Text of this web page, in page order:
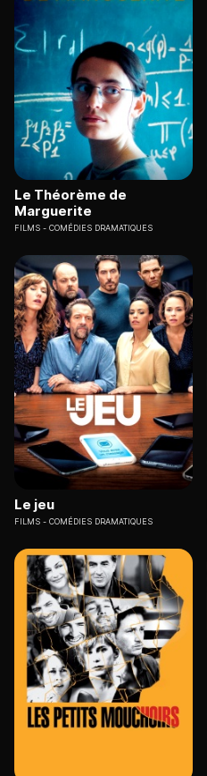
Le Théorème de
Marguerite
FILMS COMÉDIES DRAMATIQUES
Le jeu
FILMS COMÉDIES DRAMATIQUES